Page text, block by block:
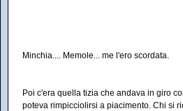
Minchia.... Memole... me l'ero scordata.
Poi c'era quella tizia che andava in giro
poteva rimpicciolirsi a piacimento. Chi si